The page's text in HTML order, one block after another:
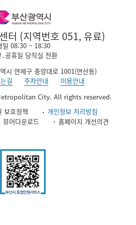
터 (지역번호 051, 유료)
일 08:30 ~ 18:30
공휴일 당직실 전환
시 연제구 중앙대로 1001(연산동)
길
주차안내
이용안내
City. All rights reserved.
보호정책
개인정보 처리방침
뷰어다운로드 홈페이지 개선의견